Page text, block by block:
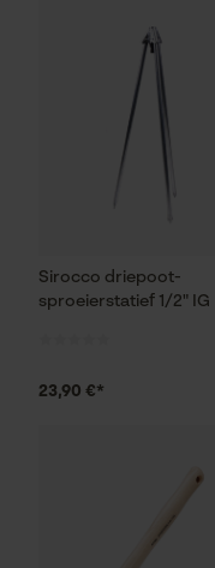
Sirocco driepoot-
sproeierstatief 1/2" IG
23,90 €*